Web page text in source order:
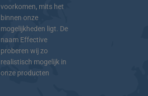
voorkomen, mits het
binnen onze
mogelijkheden ligt. De
naam Effective
proberen wij zo
realistisch mogelijk in
onze producten